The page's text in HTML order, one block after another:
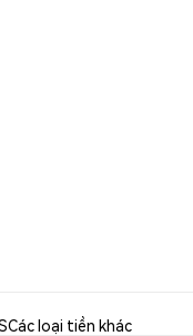
Các loại tiền khác